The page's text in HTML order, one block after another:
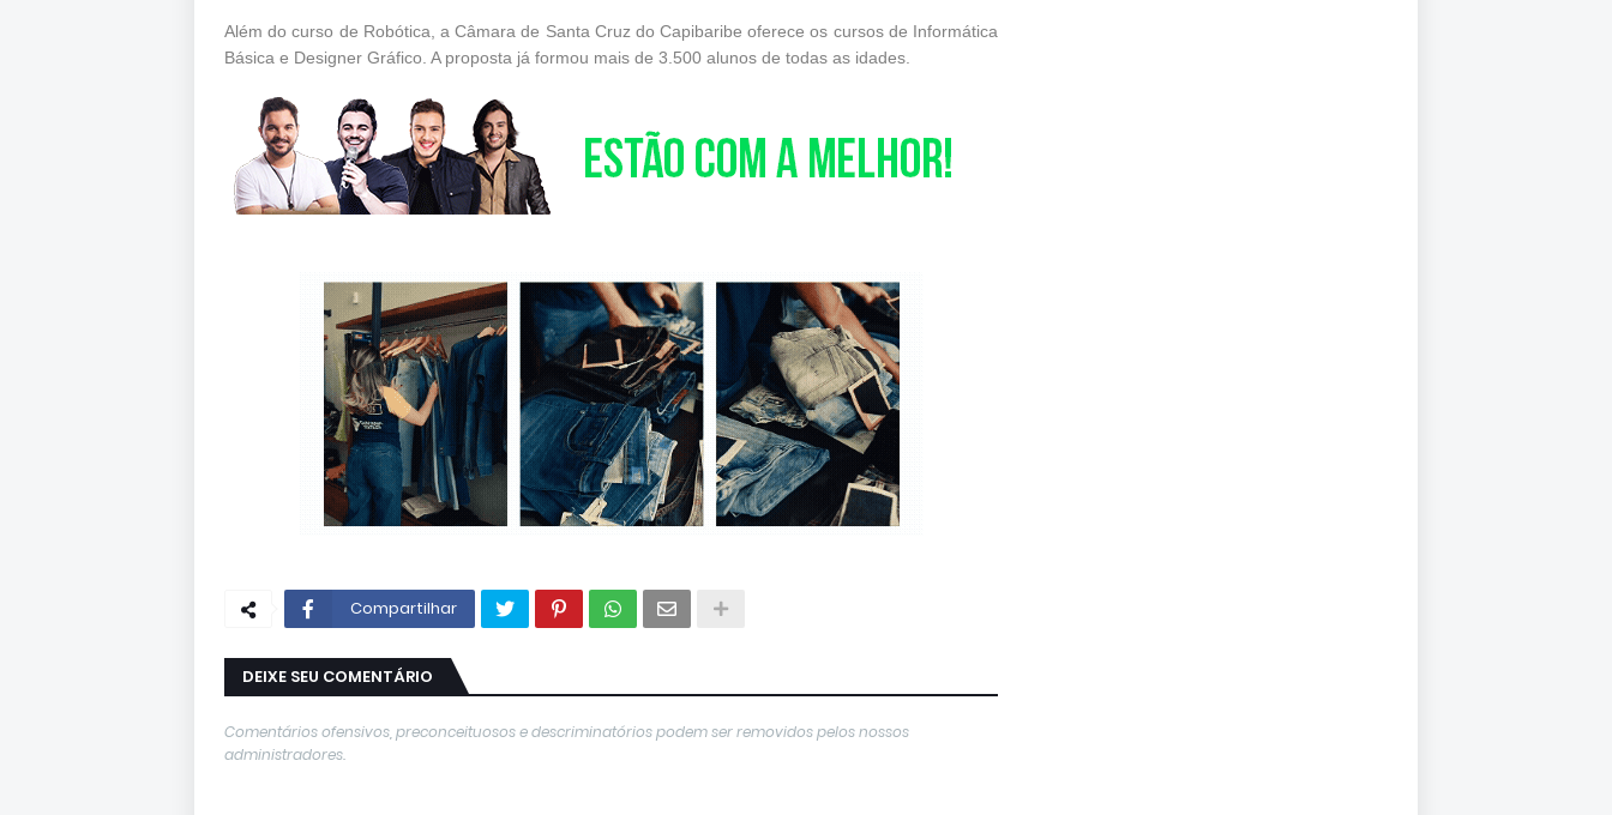
Além do curso de Robótica, a Câmara de Santa Cruz do Capibaribe oferece os cursos de Informática
Básica e Designer Gráfico. A proposta já formou mais de 3.500 alunos de todas as idades.
Compartilhar
DEIXE SEU COMENTÁRIO
Comentários ofensivos, preconceituosos e descriminatórios podem ser removidos pelos nossos
administradores.